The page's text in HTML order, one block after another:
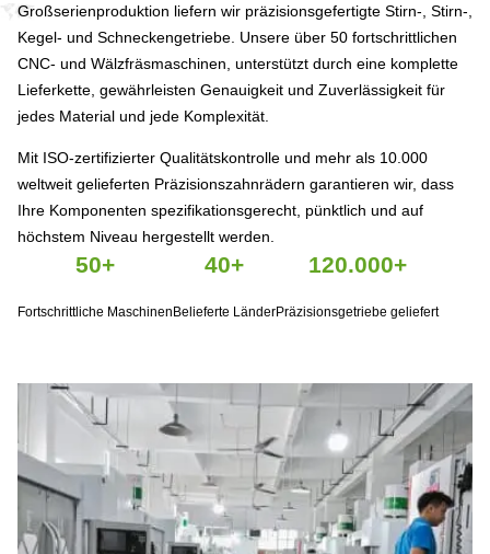
Großserienproduktion liefern wir präzisionsgefertigte Stirn-, Stirn-,
Kegel- und Schneckengetriebe. Unsere über 50 fortschrittlichen
CNC- und Wälzfräsmaschinen, unterstützt durch eine komplette
Lieferkette, gewährleisten Genauigkeit und Zuverlässigkeit für
jedes Material und jede Komplexität.
Mit ISO-zertifizierter Qualitätskontrolle und mehr als 10.000
weltweit gelieferten Präzisionszahnrädern garantieren wir, dass
Ihre Komponenten spezifikationsgerecht, pünktlich und auf
höchstem Niveau hergestellt werden.
50+
Fortschrittliche Maschinen
40+
Belieferte Länder
120.000+
Präzisionsgetriebe geliefert